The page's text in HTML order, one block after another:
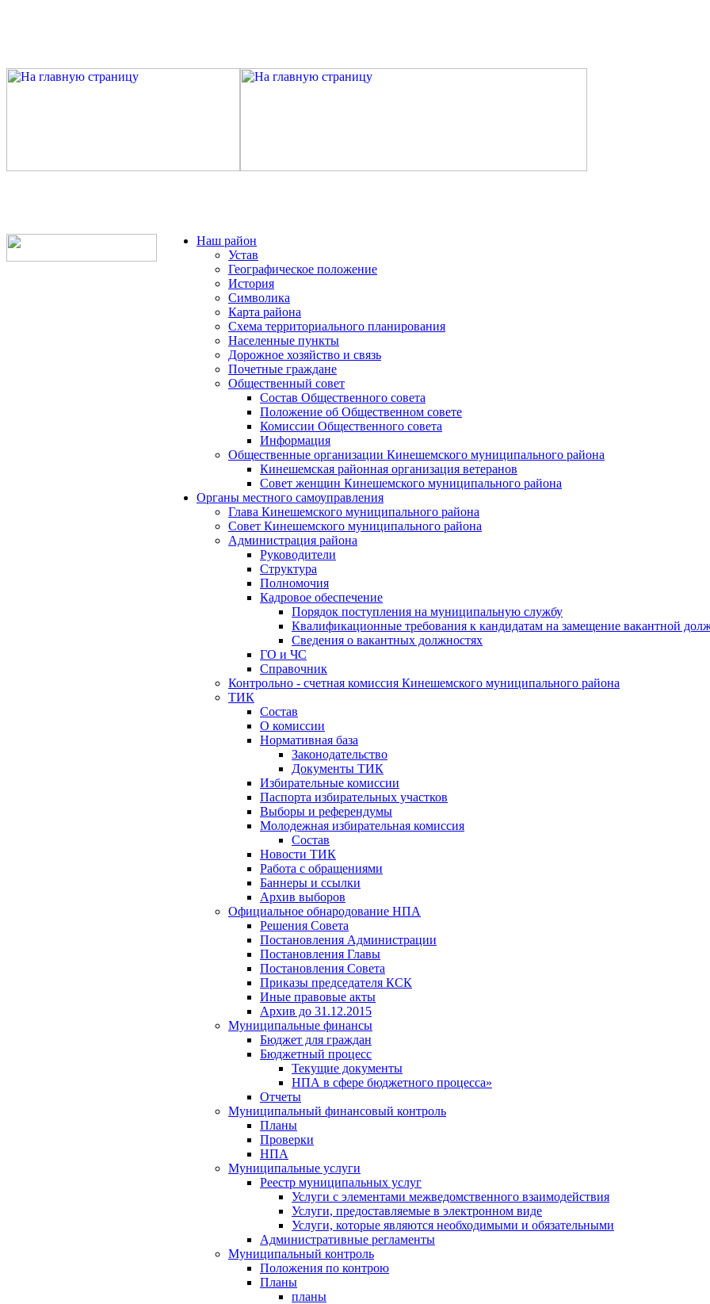
Наш район
Устав
Географическое положение
История
Символика
Карта района
Схема территориального планирования
Населенные пункты
Дорожное хозяйство и связь
Почетные граждане
Общественный совет
Состав Общественного совета
Положение об Общественном совете
Комиссии Общественного совета
Информация
Общественные организации Кинешемского муниципального района
Кинешемская районная организация ветеранов
Совет женщин Кинешемского муниципального района
Органы местного самоуправления
Глава Кинешемского муниципального района
Совет Кинешемского муниципального района
Администрация района
Руководители
Структура
Полномочия
Кадровое обеспечение
Порядок поступления на муниципальную службу
Квалификационные требования к кандидатам на замещение вакантной
Сведения о вакантных должностях
ГО и ЧС
Справочник
Контрольно - счетная комиссия Кинешемского муниципального района
ТИК
Состав
О комиссии
Нормативная база
Законодательство
Документы ТИК
Избирательные комиссии
Паспорта избирательных участков
Выборы и референдумы
Молодежная избирательная комиссия
Состав
Новости ТИК
Работа с обращениями
Баннеры и ссылки
Архив выборов
Официальное обнародование НПА
Решения Совета
Постановления Администрации
Постановления Главы
Постановления Совета
Приказы председателя КСК
Иные правовые акты
Архив до 31.12.2015
Муниципальные финансы
Бюджет для граждан
Бюджетный процесс
Текущие документы
НПА в сфере бюджетного процесса»
Отчеты
Муниципальный финансовый контроль
Планы
Проверки
НПА
Муниципальные услуги
Реестр муниципальных услуг
Услуги с элементами межведомственного взаимодействия
Услуги, предоставляемые в электронном виде
Услуги, которые являются необходимыми и обязательными
Административные регламенты
Муниципальный контроль
Положения по контрою
Планы
планы